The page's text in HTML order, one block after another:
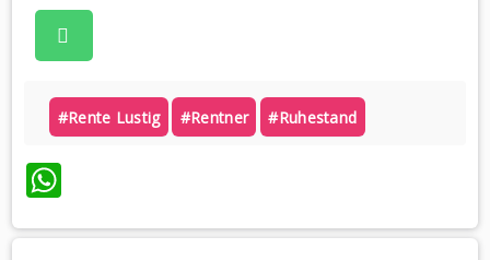
#rente Lustig #rentner #ruhestand
WhatsApp